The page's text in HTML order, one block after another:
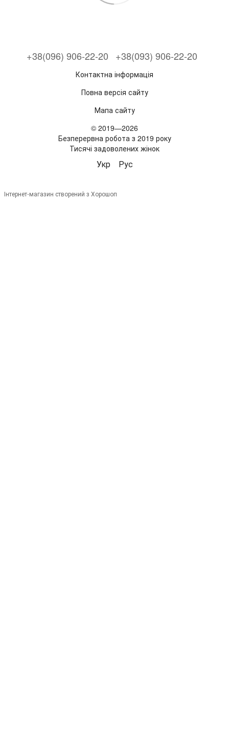
+38(096) 906-22-20 +38(093) 906-22-20
Контактна інформація
Повна версія сайту
Мапа сайту
© 2019—2026
Безперервна робота з 2019 року
Тисячі задоволених жінок
Укр Рус
Інтернет-магазин створений з Хорошоп